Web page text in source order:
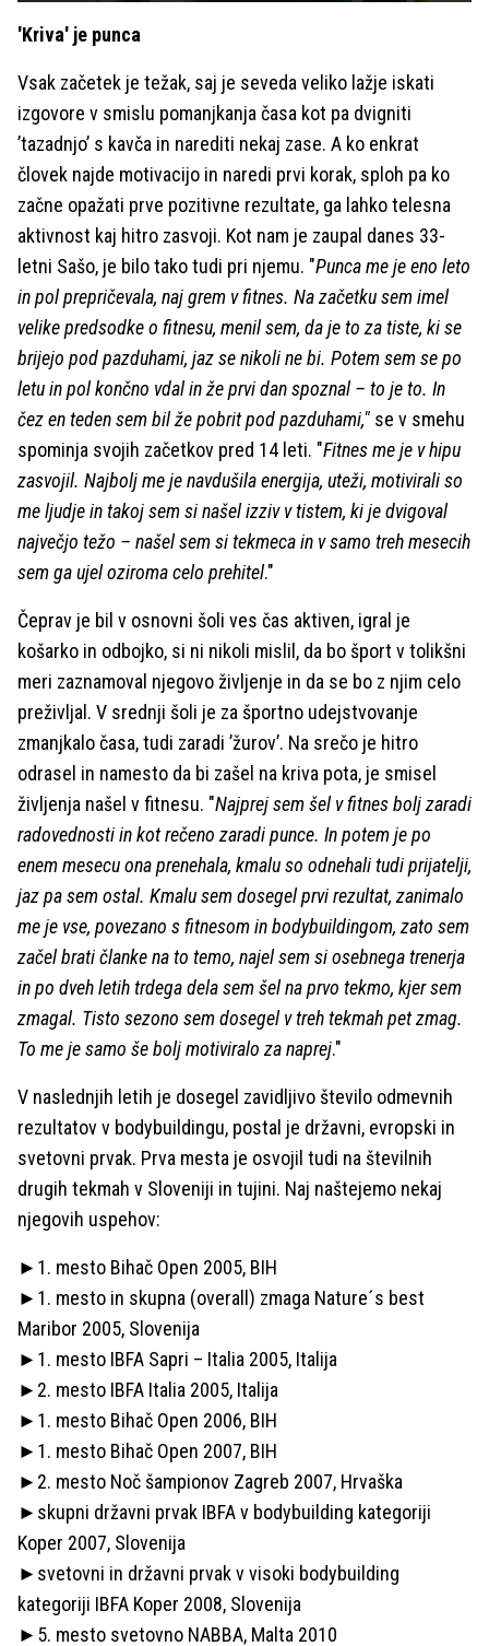
'Kriva' je punca
Vsak začetek je težak, saj je seveda veliko lažje iskati
izgovore v smislu pomanjkanja časa kot pa dvigniti
’tazadnjo’ s kavča in narediti nekaj zase. A ko enkrat
človek najde motivacijo in naredi prvi korak, sploh pa ko
začne opažati prve pozitivne rezultate, ga lahko telesna
aktivnost kaj hitro zasvoji. Kot nam je zaupal danes 33-
letni Sašo, je bilo tako tudi pri njemu. "Punca me je eno leto
in pol prepričevala, naj grem v fitnes. Na začetku sem imel
velike predsodke o fitnesu, menil sem, da je to za tiste, ki se
brijejo pod pazduhami, jaz se nikoli ne bi. Potem sem se po
letu in pol končno vdal in že prvi dan spoznal – to je to. In
čez en teden sem bil že pobrit pod pazduhami," se v smehu
spominja svojih začetkov pred 14 leti. "Fitnes me je v hipu
zasvojil. Najbolj me je navdušila energija, uteži, motivirali so
me ljudje in takoj sem si našel izziv v tistem, ki je dvigoval
največjo težo – našel sem si tekmeca in v samo treh mesecih
sem ga ujel oziroma celo prehitel."
Čeprav je bil v osnovni šoli ves čas aktiven, igral je
košarko in odbojko, si ni nikoli mislil, da bo šport v tolikšni
meri zaznamoval njegovo življenje in da se bo z njim celo
preživljal. V srednji šoli je za športno udejstvovanje
zmanjkalo časa, tudi zaradi ’žurov’. Na srečo je hitro
odrasel in namesto da bi zašel na kriva pota, je smisel
življenja našel v fitnesu. "Najprej sem šel v fitnes bolj zaradi
radovednosti in kot rečeno zaradi punce. In potem je po
enem mesecu ona prenehala, kmalu so odnehali tudi prijatelji,
jaz pa sem ostal. Kmalu sem dosegel prvi rezultat, zanimalo
me je vse, povezano s fitnesom in bodybuildingom, zato sem
začel brati članke na to temo, najel sem si osebnega trenerja
in po dveh letih trdega dela sem šel na prvo tekmo, kjer sem
zmagal. Tisto sezono sem dosegel v treh tekmah pet zmag.
To me je samo še bolj motiviralo za naprej."
V naslednjih letih je dosegel zavidljivo število odmevnih
rezultatov v bodybuildingu, postal je državni, evropski in
svetovni prvak. Prva mesta je osvojil tudi na številnih
drugih tekmah v Sloveniji in tujini. Naj naštejemo nekaj
njegovih uspehov:
►1. mesto Bihač Open 2005, BIH
►1. mesto in skupna (overall) zmaga Nature´s best
Maribor 2005, Slovenija
►1. mesto IBFA Sapri – Italia 2005, Italija
►2. mesto IBFA Italia 2005, Italija
►1. mesto Bihač Open 2006, BIH
►1. mesto Bihač Open 2007, BIH
►2. mesto Noč šampionov Zagreb 2007, Hrvaška
►skupni državni prvak IBFA v bodybuilding kategoriji
Koper 2007, Slovenija
►svetovni in državni prvak v visoki bodybuilding
kategoriji IBFA Koper 2008, Slovenija
►5. mesto svetovno NABBA, Malta 2010